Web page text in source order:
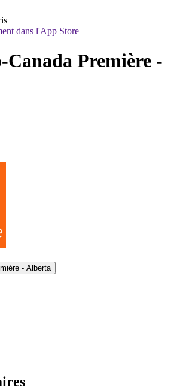
dans l'App Store
Première -
- Alberta